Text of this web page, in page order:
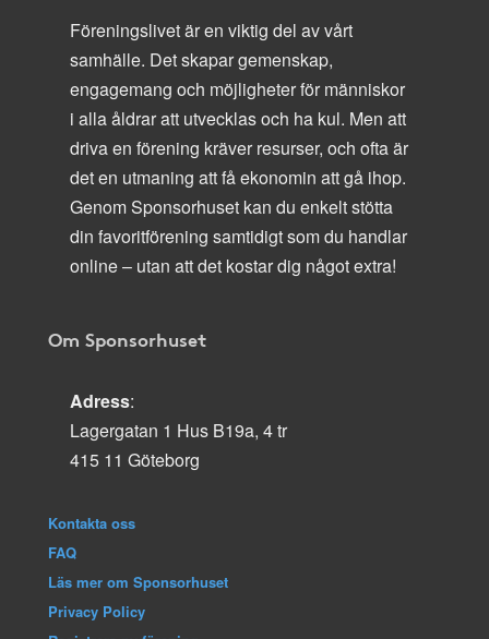
Föreningslivet är en viktig del av vårt
samhälle. Det skapar gemenskap,
engagemang och möjligheter för människor
i alla åldrar att utvecklas och ha kul. Men att
driva en förening kräver resurser, och ofta är
det en utmaning att få ekonomin att gå ihop.
Genom Sponsorhuset kan du enkelt stötta
din favoritförening samtidigt som du handlar
online – utan att det kostar dig något extra!
Om Sponsorhuset
Adress:
Lagergatan 1 Hus B19a, 4 tr
415 11 Göteborg
Kontakta oss
FAQ
Läs mer om Sponsorhuset
Privacy Policy